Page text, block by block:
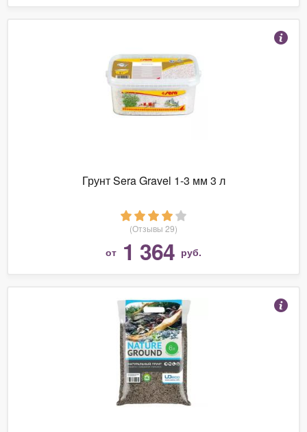
Грунт Sera Gravel 1-3 мм 3 л
(Отзывы 29)
от 1 364 руб.